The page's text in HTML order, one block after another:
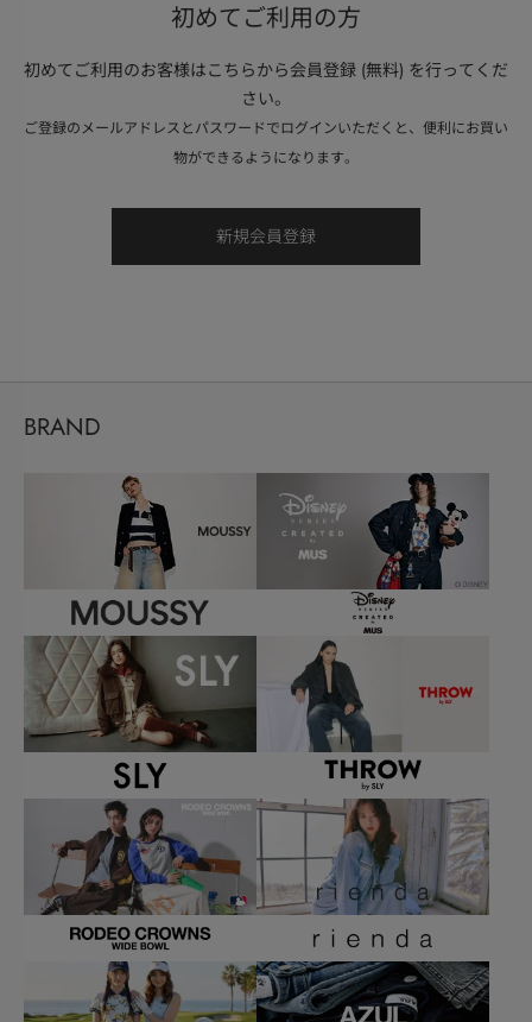
初めてご利用の方
初めてご利用のお客様はこちらから会員登録 (無料) を行ってくだ
さい。
ご登録のメールアドレスとパスワードでログインいただくと、便利にお買い
物ができるようになります。
BRAND